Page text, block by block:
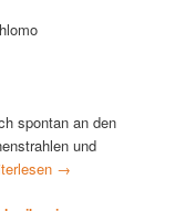
spontan an den
und
→